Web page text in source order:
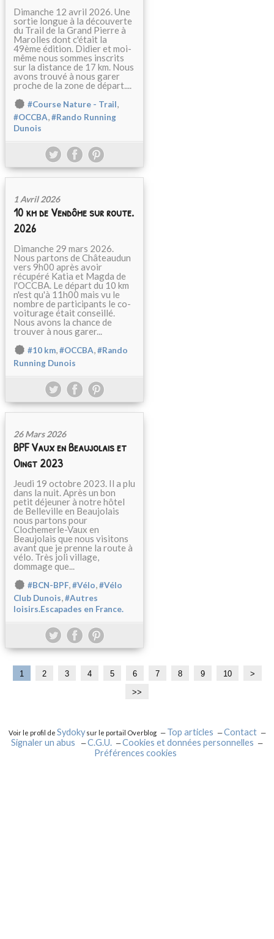
Dimanche 12 avril 2026. Une
sortie longue à la découverte
du Trail de la Grand Pierre à
Marolles dont c'était la
49ème édition. Didier et moi-
même nous sommes inscrits
sur la distance de 17 km. Nous
avons trouvé à nous garer
proche de la zone de départ....
#Course Nature - Trail,
#OCCBA,#Rando Running
Dunois
1 Avril 2026
10 km de Vendôme sur route.
2026
Dimanche 29 mars 2026.
Nous partons de Châteaudun
vers 9h00 après avoir
récupéré Katia et Magda de
l'OCCBA. Le départ du 10 km
n'est qu'à 11h00 mais vu le
nombre de participants le co-
voiturage était conseillé.
Nous avons la chance de
trouver à nous garer...
#10 km,#OCCBA,#Rando
Running Dunois
26 Mars 2026
BPF Vaux en Beaujolais et
Oingt 2023
Jeudi 19 octobre 2023. Il a plu
dans la nuit. Après un bon
petit déjeuner à notre hôtel
de Belleville en Beaujolais
nous partons pour
Clochemerle-Vaux en
Beaujolais que nous visitons
avant que je prenne la route à
vélo. Très joli village,
dommage que...
#BCN-BPF,#Vélo,#Vélo
Club Dunois,#Autres
loisirs.Escapades en France.
1 2 3 4 5 6 7 8 9 10
2
3
4
5
6
7
8
9
1
2
3
>
>>
Voir le profil de Sydokysur le portail Overblog Top articles
Contact
Signaler un abus
C.G.U.
Cookies et données personnelles
Préférences cookies